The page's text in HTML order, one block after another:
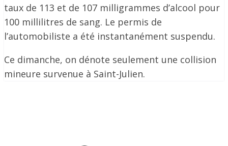
taux de 113 et de 107 milligrammes d’alcool pour
100 millilitres de sang. Le permis de
l’automobiliste a été instantanément suspendu.
Ce dimanche, on dénote seulement une collision
mineure survenue à Saint-Julien.